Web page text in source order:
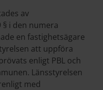
av
i den numera
en fastighetsägare
att uppföra
enligt PBL och
Länsstyrelsen
med